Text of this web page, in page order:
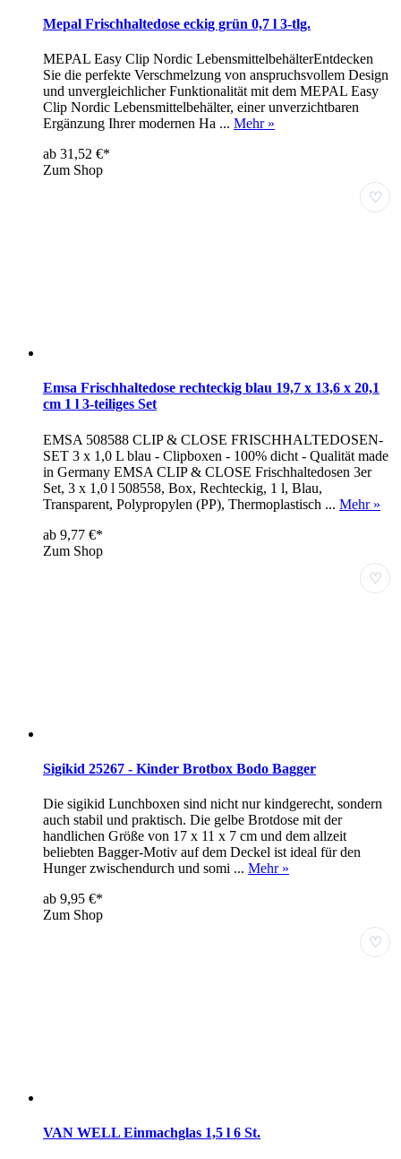
Mepal Frischhaltedose eckig grün 0,7 l 3-tlg.
MEPAL Easy Clip Nordic LebensmittelbehälterEntdecken
Sie die perfekte Verschmelzung von anspruchsvollem Design
und unvergleichlicher Funktionalität mit dem MEPAL Easy
Clip Nordic Lebensmittelbehälter, einer unverzichtbaren
Ergänzung Ihrer modernen Ha ... Mehr »
ab 31,52 €*
Zum Shop
♡
Emsa Frischhaltedose rechteckig blau 19,7 x 13,6 x 20,1
cm 1 l 3-teiliges Set
EMSA 508588 CLIP & CLOSE FRISCHHALTEDOSEN-
SET 3 x 1,0 L blau - Clipboxen - 100% dicht - Qualität made
in Germany EMSA CLIP & CLOSE Frischhaltedosen 3er
Set, 3 x 1,0 l 508558, Box, Rechteckig, 1 l, Blau,
Transparent, Polypropylen (PP), Thermoplastisch ... Mehr »
ab 9,77 €*
Zum Shop
♡
Sigikid 25267 - Kinder Brotbox Bodo Bagger
Die sigikid Lunchboxen sind nicht nur kindgerecht, sondern
auch stabil und praktisch. Die gelbe Brotdose mit der
handlichen Größe von 17 x 11 x 7 cm und dem allzeit
beliebten Bagger-Motiv auf dem Deckel ist ideal für den
Hunger zwischendurch und somi ... Mehr »
ab 9,95 €*
Zum Shop
♡
VAN WELL Einmachglas 1,5 l 6 St.